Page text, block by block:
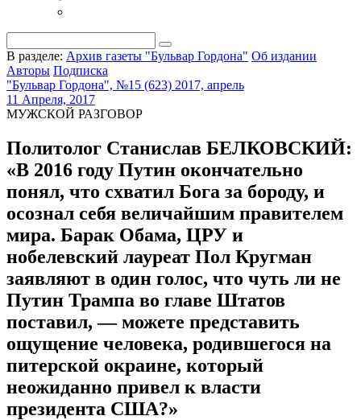
В разделе: Архив газеты "Бульвар Гордона" Об издании
Авторы Подписка
"Бульвар Гордона", №15 (623) 2017, апрель
11 Апреля, 2017
МУЖСКОЙ РАЗГОВОР
Политолог Станислав БЕЛКОВСКИЙ:
«В 2016 году Путин окончательно
понял, что схватил Бога за бороду, и
осознал себя величайшим правителем
мира. Барак Обама, ЦРУ и
нобелевский лауреат Пол Кругман
заявляют в один голос, что чуть ли не
Путин Трампа во главе Штатов
поставил, — можете представить
ощущение человека, родившегося на
питерской окраине, который
неожиданно привел к власти
президента США?»